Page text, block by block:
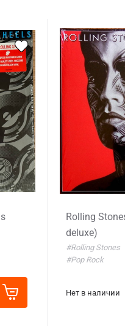
Rolling
deluxe)
#Rolling Stones
#Pop Rock
Нет в наличии